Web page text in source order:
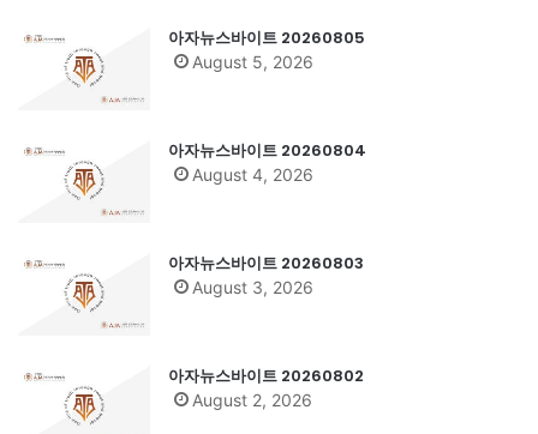
아자뉴스바이트 20260805
August 5, 2026
아자뉴스바이트 20260804
August 4, 2026
아자뉴스바이트 20260803
August 3, 2026
아자뉴스바이트 20260802
August 2, 2026